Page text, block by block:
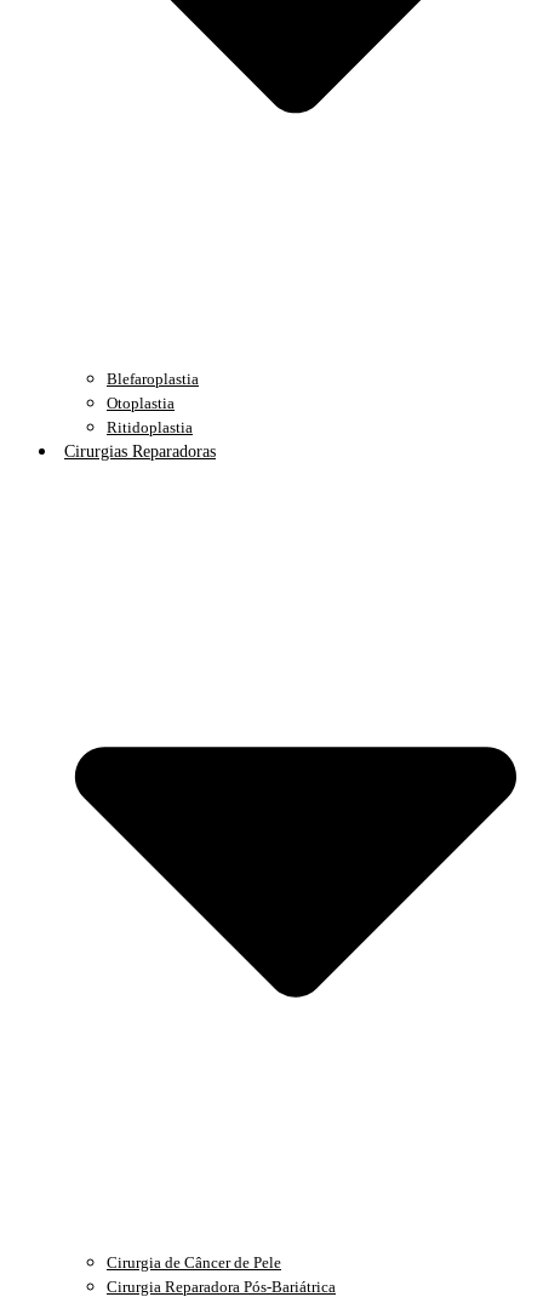
Blefaroplastia
Otoplastia
Ritidoplastia
Cirurgias Reparadoras
Cirurgia de Câncer de Pele
Cirurgia Reparadora Pós-Bariátrica